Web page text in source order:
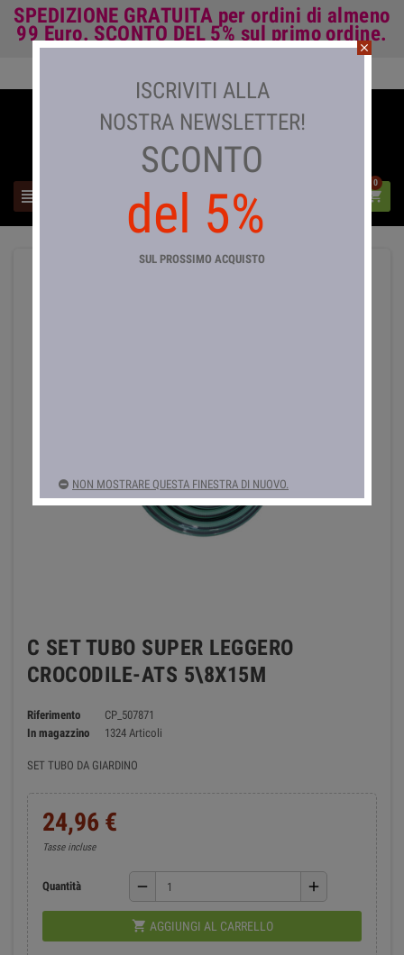
SPEDIZIONE GRATUITA per ordini di almeno
99 Euro. SCONTO DEL 5% sul primo ordine.
 
0
C SET TUBO SUPER LEGGERO
CROCODILE-ATS 5\8X15M
Riferimento
CP_507871
In magazzino
1324 Articoli
SET TUBO DA GIARDINO
24,96 €
Tasse incluse
Quantità remove add
 AGGIUNGI AL CARRELLO
close
ISCRIVITI ALLA
NOSTRA NEWSLETTER!
SCONTO
del 5%
SUL PROSSIMO ACQUISTO
NON MOSTRARE QUESTA FINESTRA DI NUOVO.